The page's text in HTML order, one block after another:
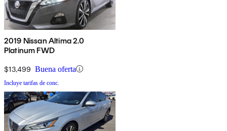
2019 Nissan Altima 2.0
Platinum FWD
$13,499 Buena oferta
Incluye tarifas de conc.